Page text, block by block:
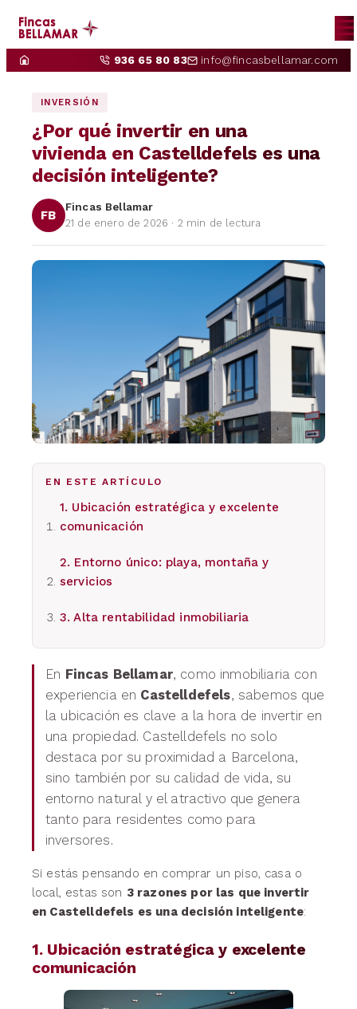
936 65 80 83 info@fincasbellamar.com
INICIO
COMPRAR
ALQUILAR
PROPIETARIOS
CONTACTO
INVERSIÓN
¿Por qué invertir en una
vivienda en Castelldefels es una
decisión inteligente?
FB
Fincas Bellamar
21 de enero de 2026 · 2 min de lectura
EN ESTE ARTÍCULO
1. Ubicación estratégica y excelente
comunicación
2. Entorno único: playa, montaña y
servicios
3. Alta rentabilidad inmobiliaria
En Fincas Bellamar, como inmobiliaria con
experiencia en Castelldefels, sabemos que
la ubicación es clave a la hora de invertir en
una propiedad. Castelldefels no solo
destaca por su proximidad a Barcelona,
sino también por su calidad de vida, su
entorno natural y el atractivo que genera
tanto para residentes como para
inversores.
Si estás pensando en comprar un piso, casa o
local, estas son 3 razones por las que invertir
en Castelldefels es una decisión inteligente:
1. Ubicación estratégica y excelente
comunicación